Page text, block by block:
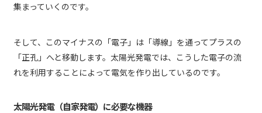
集まっていくのです。
そして、このマイナスの「電子」は「導線」を通ってプラスの
「正孔」へと移動します。太陽光発電では、こうした電子の流
れを利用することによって電気を作り出しているのです。
太陽光発電（自家発電）に必要な機器